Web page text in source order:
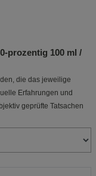
prozentig 100 ml /
die das jeweilige
Erfahrungen und
geprüfte Tatsachen